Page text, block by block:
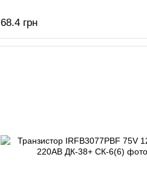
68.4 грн